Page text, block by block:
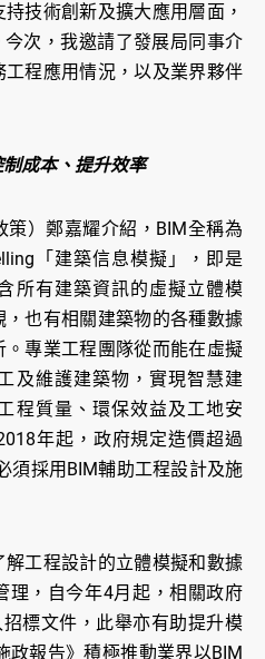
技術創新及擴大應用層面，
次，我邀請了發展局同事介
程應用情況，以及業界夥伴
成本、提升效率
）鄭嘉耀介紹，BIM全稱為
「建築信息模擬」，即是
所有建築資訊的虛擬立體模
也有相關建築物的各種數據
專業工程團隊從而能在虛擬
及維護建築物，實現智慧建
程質量、環保效益及工地安
年起，政府規定造價超過
須採用BIM輔助工程設計及施
工程設計的立體模擬和數據
理，自今年4月起，相關政府
標文件，此舉亦有助提升模
政報告》積極推動業界以BIM